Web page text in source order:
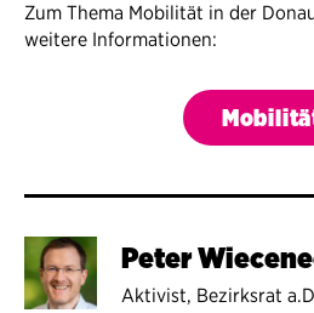
Zum Thema Mobilität in der
weitere Informationen:
Peter
Aktivist, Bezirksrat